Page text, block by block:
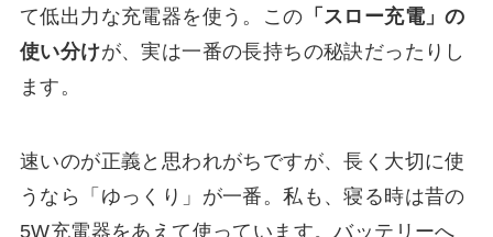
て低出力な充電器を使う。この 「スロー充電」の
使い分けが、実は一番の長持ちの秘訣だったりし
ます。
速いのが正義と思われがちですが、長く大切に使
うなら「ゆっくり」が一番。私も、寝る時は昔の
5W充電器をあえて使っています。バッテリーへ